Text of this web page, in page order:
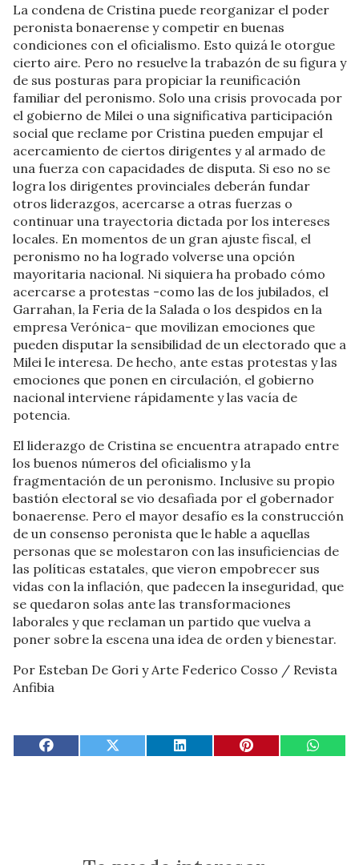
La condena de Cristina puede reorganizar el poder
peronista bonaerense y competir en buenas
condiciones con el oficialismo. Esto quizá le otorgue
cierto aire. Pero no resuelve la trabazón de su figura y
de sus posturas para propiciar la reunificación
familiar del peronismo. Solo una crisis provocada por
el gobierno de Milei o una significativa participación
social que reclame por Cristina pueden empujar el
acercamiento de ciertos dirigentes y al armado de
una fuerza con capacidades de disputa. Si eso no se
logra los dirigentes provinciales deberán fundar
otros liderazgos, acercarse a otras fuerzas o
continuar una trayectoria dictada por los intereses
locales. En momentos de un gran ajuste fiscal, el
peronismo no ha logrado volverse una opción
mayoritaria nacional. Ni siquiera ha probado cómo
acercarse a protestas -como las de los jubilados, el
Garrahan, la Feria de la Salada o los despidos en la
empresa Verónica- que movilizan emociones que
pueden disputar la sensibilidad de un electorado que a
Milei le interesa. De hecho, ante estas protestas y las
emociones que ponen en circulación, el gobierno
nacional interviene rápidamente y las vacía de
potencia.
El liderazgo de Cristina se encuentra atrapado entre
los buenos números del oficialismo y la
fragmentación de un peronismo. Inclusive su propio
bastión electoral se vio desafiada por el gobernador
bonaerense. Pero el mayor desafío es la construcción
de un consenso peronista que le hable a aquellas
personas que se molestaron con las insuficiencias de
las políticas estatales, que vieron empobrecer sus
vidas con la inflación, que padecen la inseguridad, que
se quedaron solas ante las transformaciones
laborales y que reclaman un partido que vuelva a
poner sobre la escena una idea de orden y bienestar.
Por Esteban De Gori y Arte Federico Cosso / Revista
Anfibia